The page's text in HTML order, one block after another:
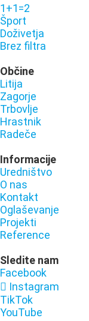
1+1=2
Šport
Doživetja
Brez filtra
Občine
Litija
Zagorje
Trbovlje
Hrastnik
Radeče
Informacije
Uredništvo
O nas
Kontakt
Oglaševanje
Projekti
Reference
Sledite nam
Facebook
Instagram
TikTok
YouTube